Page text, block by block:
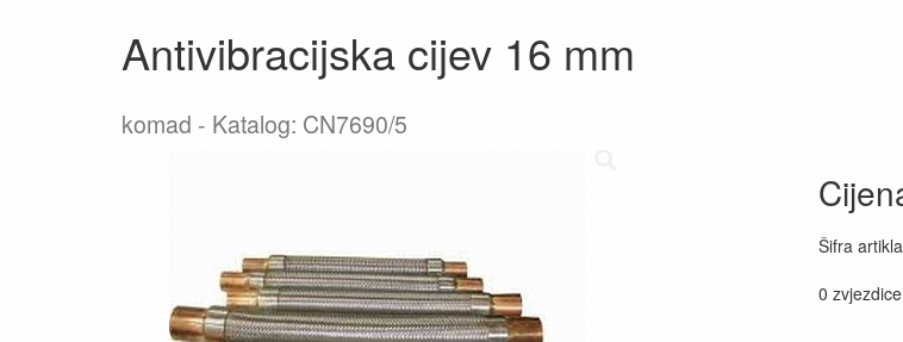
Antivibracijska cijev 16 mm
komad Katalog: CN7690/5
Šifra artikla
0